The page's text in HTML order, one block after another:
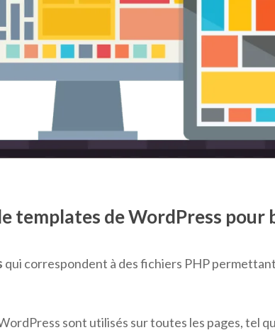
templates de WordPress pour
qui correspondent à des fichiers PHP
sont utilisés sur toutes les pages, tel